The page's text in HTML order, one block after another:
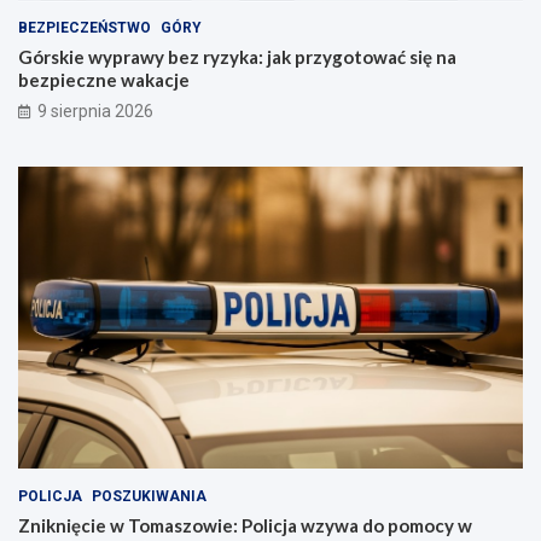
k
a
:
j
a
p
o
t
o
w
a
ć
s
i
ę
n
a
:
P
o
l
i
j
w
a
d
o
p
o
m
o
c
y
w
BEZPIECZEŃSTWO GÓRY
Górskie wyprawy bez ryzyka: jak przygotować się na
bezpieczne wakacje
9 sierpnia 2026
POLICJA POSZUKIWANIA
Zniknięcie w Tomaszowie: Policja wzywa do pomocy w